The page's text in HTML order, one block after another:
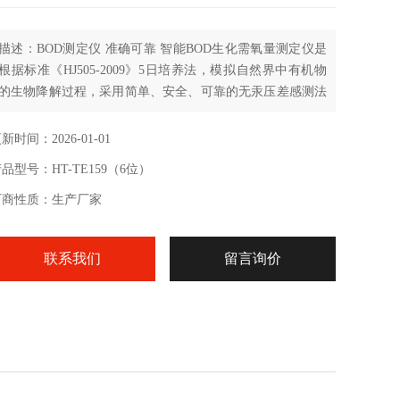
述：BOD测定仪 准确可靠 智能BOD生化需氧量测定仪是
据标准《HJ505-2009》5日培养法，模拟自然界中有机物
的生物降解过程，采用简单、安全、可靠的无汞压差感测法
程无需实验人员值守；
时间：2026-01-01
型号：HT-TE159（6位）
商性质：生产厂家
联系我们 留言询价